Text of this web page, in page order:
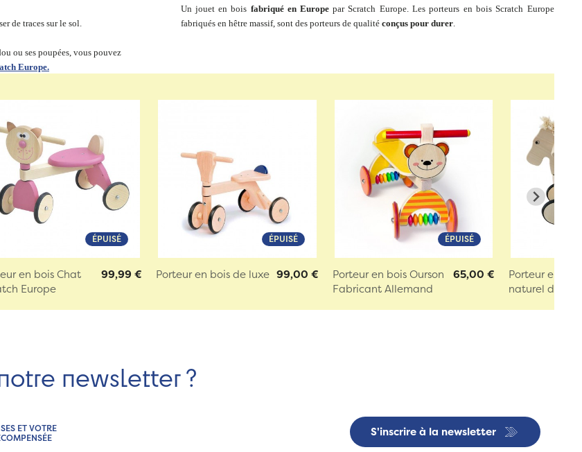
de traces sur le sol.
ou ses poupées, vous pouvez
Europe.
Un jouet en bois fabriqué en Europepar Scratch Europe. Les porteurs en bois Scratch Europe
fabriqués en hêtre massif, sont des porteurs de qualité conçus pour durer.
ÉPUISÉ
en bois Chat
Europe
99,99 €
ÉPUISÉ
Porteur en bois de luxe 99,00 €
ÉPUISÉ
Porteur en bois Ourson
Fabricant Allemand
65,00 €
Porteur en
naturel de
newsletter ?
S'inscrire à la newsletter
ET VOTRE